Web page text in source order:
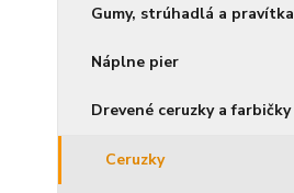
Gumy, strúhadlá a pravítka
Náplne pier
Drevené ceruzky a farbičky
Ceruzky